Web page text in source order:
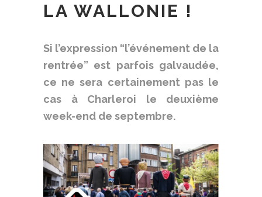
LA WALLONIE !
Si l’expression ​ “l’événement de la
rentrée” est parfois galvaudée,
ce ne sera certainement pas le
cas à Charleroi le deuxième
week-end de septembre.